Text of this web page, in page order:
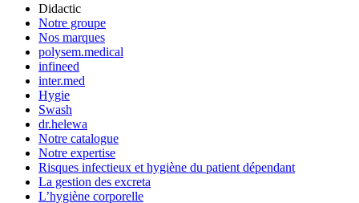
Didactic
Notre groupe
Nos marques
polysem.medical
infineed
inter.med
Hygie
Swash
dr.helewa
Notre catalogue
Notre expertise
Risques infectieux et hygiène du patient dépendant
La gestion des excreta
L’hygiène corporelle